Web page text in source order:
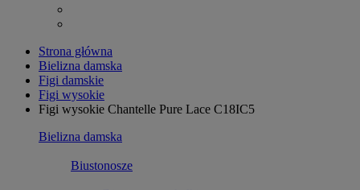
Strona główna
Bielizna damska
Figi damskie
Figi wysokie
Figi wysokie Chantelle Pure Lace C18IC5
Bielizna damska
Biustonosze